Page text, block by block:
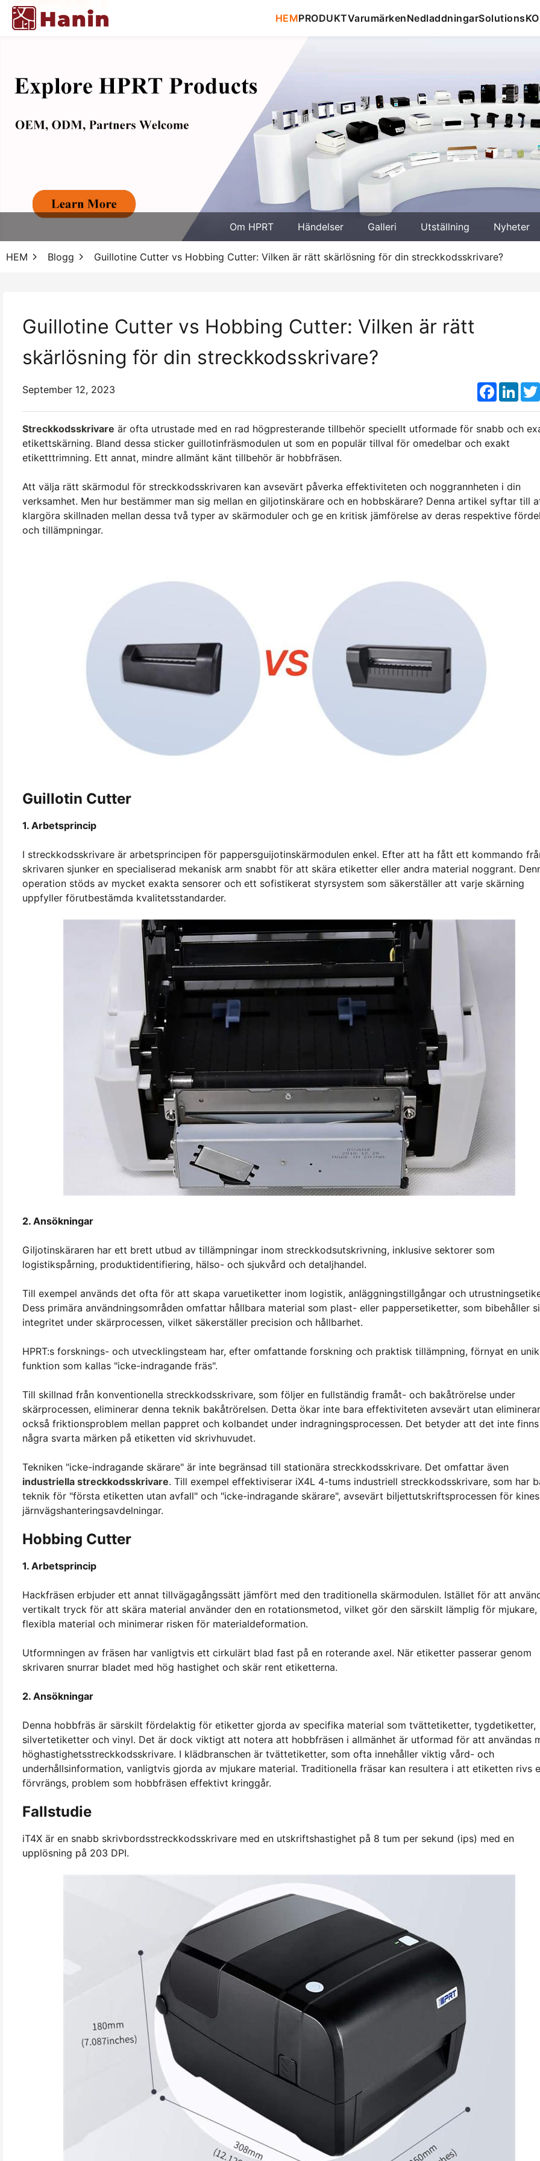
HEMPRODUKTVarumärkenNedladdningarSolutions
Om HPRT Händelser Galleri Utställning Nyheter
HEM Blogg Guillotine Cutter vs Hobbing Cutter: Vilken är rätt skärlösning för din streckkodsskrivare?
Guillotine Cutter vs Hobbing Cutter: Vilken är rätt
skärlösning för din streckkodsskrivare?
September 12, 2023
Streckkodsskrivare är ofta utrustade med en rad högpresterande tillbehör speciellt utformade för snabb och
etikettskärning. Bland dessa sticker guillotinfräsmodulen ut som en populär tillval för omedelbar och exakt
etiketttrimning. Ett annat, mindre allmänt känt tillbehör är hobbfräsen.
Att välja rätt skärmodul för streckkodsskrivaren kan avsevärt påverka effektiviteten och noggrannheten i din
verksamhet. Men hur bestämmer man sig mellan en giljotinskärare och en hobbskärare? Denna artikel syftar till
klargöra skillnaden mellan dessa två typer av skärmoduler och ge en kritisk jämförelse av deras respektive
och tillämpningar.
Guillotin Cutter
1. Arbetsprincip
I streckkodsskrivare är arbetsprincipen för pappersguijotinskärmodulen enkel. Efter att ha fått ett kommando
skrivaren sjunker en specialiserad mekanisk arm snabbt för att skära etiketter eller andra material noggrant.
operation stöds av mycket exakta sensorer och ett sofistikerat styrsystem som säkerställer att varje skärning
uppfyller förutbestämda kvalitetsstandarder.
2. Ansökningar
Giljotinskäraren har ett brett utbud av tillämpningar inom streckkodsutskrivning, inklusive sektorer som
logistikspårning, produktidentifiering, hälso- och sjukvård och detaljhandel.
Till exempel används det ofta för att skapa varuetiketter inom logistik, anläggningstillgångar och
Dess primära användningsområden omfattar hållbara material som plast- eller pappersetiketter, som bibehåller
integritet under skärprocessen, vilket säkerställer precision och hållbarhet.
HPRT:s forsknings- och utvecklingsteam har, efter omfattande forskning och praktisk tillämpning, förnyat en unik
funktion som kallas "icke-indragande fräs".
Till skillnad från konventionella streckkodsskrivare, som följer en fullständig framåt- och bakåtrörelse under
skärprocessen, eliminerar denna teknik bakåtrörelsen. Detta ökar inte bara effektiviteten avsevärt utan eliminerar
också friktionsproblem mellan pappret och kolbandet under indragningsprocessen. Det betyder att det inte finns
några svarta märken på etiketten vid skrivhuvudet.
Tekniken "icke-indragande skärare" är inte begränsad till stationära streckkodsskrivare. Det omfattar även
industriella streckkodsskrivare. Till exempel effektiviserar iX4L 4-tums industriell streckkodsskrivare, som har
teknik för "första etiketten utan avfall" och "icke-indragande skärare", avsevärt biljettutskriftsprocessen för
järnvägshanteringsavdelningar.
Hobbing Cutter
1. Arbetsprincip
Hackfräsen erbjuder ett annat tillvägagångssätt jämfört med den traditionella skärmodulen. Istället för att
vertikalt tryck för att skära material använder den en rotationsmetod, vilket gör den särskilt lämplig för mjukare,
flexibla material och minimerar risken för materialdeformation.
Utformningen av fräsen har vanligtvis ett cirkulärt blad fast på en roterande axel. När etiketter passerar genom
skrivaren snurrar bladet med hög hastighet och skär rent etiketterna.
2. Ansökningar
Denna hobbfräs är särskilt fördelaktig för etiketter gjorda av specifika material som tvättetiketter, tygdetiketter,
silvertetiketter och vinyl. Det är dock viktigt att notera att hobbfräsen i allmänhet är utformad för att användas
höghastighetsstreckkodsskrivare. I klädbranschen är tvättetiketter, som ofta innehåller viktig vård- och
underhållsinformation, vanligtvis gjorda av mjukare material. Traditionella fräsar kan resultera i att etiketten rivs
förvrängs, problem som hobbfräsen effektivt kringgår.
Fallstudie
iT4X är en snabb skrivbordsstreckkodsskrivare med en utskriftshastighet på 8 tum per sekund (ips) med en
upplösning på 203 DPI.